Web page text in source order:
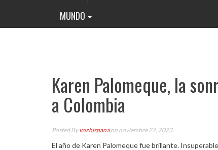
MUNDO
Karen Palomeque, la
a Colombia
Posted Byvozhispanaon noviembre 27, 2023
El año de Karen Palomeque fue brillante.